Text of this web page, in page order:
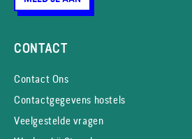
CONTACT
Contact Ons
Contactgegevens hostels
Veelgestelde vragen